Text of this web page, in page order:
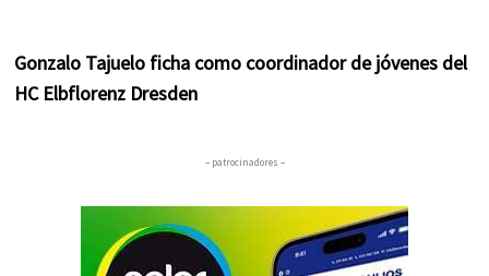
Gonzalo Tajuelo ficha como coordinador de jóvenes del
HC Elbflorenz Dresden
– patrocinadores –